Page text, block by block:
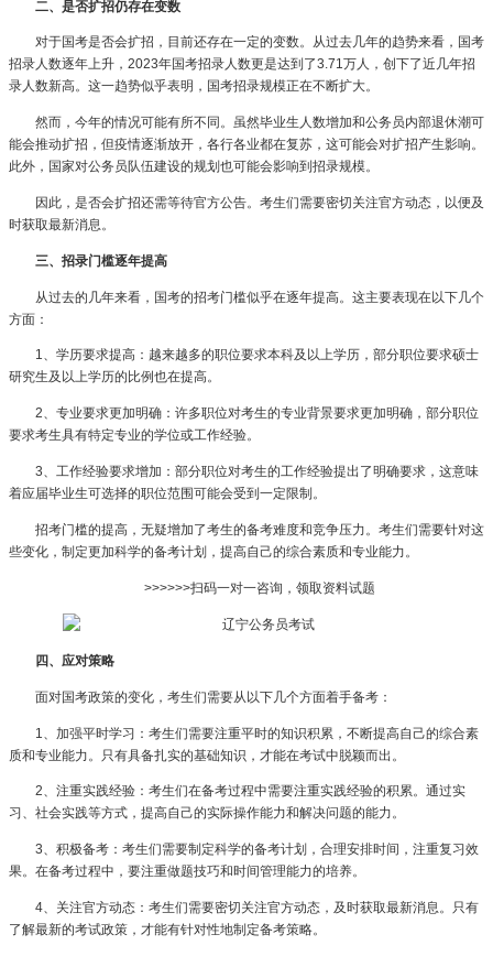
二、是否扩招仍存在变数
对于国考是否会扩招，目前还存在一定的变数。从过去几年的趋势来看，国考
招录人数逐年上升，2023年国考招录人数更是达到了3.71万人，创下了近几年招
录人数新高。这一趋势似乎表明，国考招录规模正在不断扩大。
然而，今年的情况可能有所不同。虽然毕业生人数增加和公务员内部退休潮可
能会推动扩招，但疫情逐渐放开，各行各业都在复苏，这可能会对扩招产生影响。
此外，国家对公务员队伍建设的规划也可能会影响到招录规模。
因此，是否会扩招还需等待官方公告。考生们需要密切关注官方动态，以便及
时获取最新消息。
三、招录门槛逐年提高
从过去的几年来看，国考的招考门槛似乎在逐年提高。这主要表现在以下几个
方面：
1、学历要求提高：越来越多的职位要求本科及以上学历，部分职位要求硕士
研究生及以上学历的比例也在提高。
2、专业要求更加明确：许多职位对考生的专业背景要求更加明确，部分职位
要求考生具有特定专业的学位或工作经验。
3、工作经验要求增加：部分职位对考生的工作经验提出了明确要求，这意味
着应届毕业生可选择的职位范围可能会受到一定限制。
招考门槛的提高，无疑增加了考生的备考难度和竞争压力。考生们需要针对这
些变化，制定更加科学的备考计划，提高自己的综合素质和专业能力。
>>>>>>扫码一对一咨询，领取资料试题
四、应对策略
面对国考政策的变化，考生们需要从以下几个方面着手备考：
1、加强平时学习：考生们需要注重平时的知识积累，不断提高自己的综合素
质和专业能力。只有具备扎实的基础知识，才能在考试中脱颖而出。
2、注重实践经验：考生们在备考过程中需要注重实践经验的积累。通过实
习、社会实践等方式，提高自己的实际操作能力和解决问题的能力。
3、积极备考：考生们需要制定科学的备考计划，合理安排时间，注重复习效
果。在备考过程中，要注重做题技巧和时间管理能力的培养。
4、关注官方动态：考生们需要密切关注官方动态，及时获取最新消息。只有
了解最新的考试政策，才能有针对性地制定备考策略。